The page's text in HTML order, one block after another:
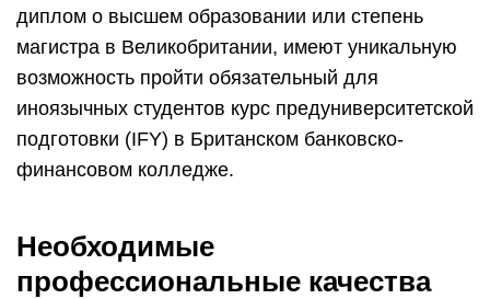
диплом о высшем образовании или степень
магистра в Великобритании, имеют уникальную
возможность пройти обязательный для
иноязычных студентов курс предуниверситетской
подготовки (IFY) в Британском банковско-
финансовом колледже.
Необходимые
профессиональные качества